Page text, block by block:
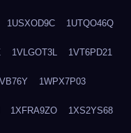
1USXOD9C 1UTQO46Q
1VLGOT3L 1VT6PD21
1WPX7P03
1XFRA9ZO 1XS2YS68